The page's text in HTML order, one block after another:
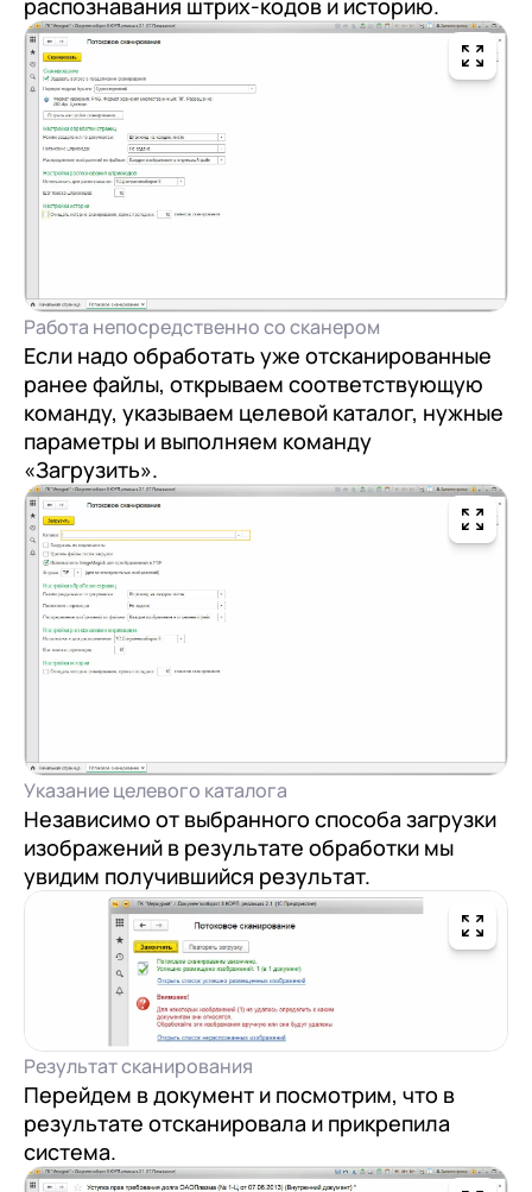
распознавания штрих-кодов и историю.
Работа непосредственно со сканером
Если надо обработать уже отсканированные
ранее файлы, открываем соответствующую
команду, указываем целевой каталог, нужные
параметры и выполняем команду
«Загрузить».
Указание целевого каталога
Независимо от выбранного способа загрузки
изображений в результате обработки мы
увидим получившийся результат.
Результат сканирования
Перейдем в документ и посмотрим, что в
результате отсканировала и прикрепила
система.